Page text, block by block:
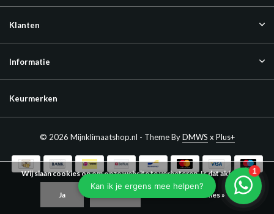
Klanten
Informatie
Keurmerken
© 2026 Mijnklimaatshop.nl - Theme ByDMWS x Plus+
Wij slaan cookies op om onze website te verbeteren. Is dat akkoord?
Ja Meer over cookies »